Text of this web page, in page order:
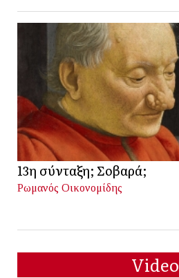
13η σύνταξη; Σοβαρά;
Ρωμανός Οικονομίδης
Video